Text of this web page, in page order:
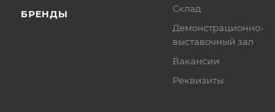
БРЕНДЫ
Склад
Демонстрационно-
выставочный зал
Вакансии
Реквизиты